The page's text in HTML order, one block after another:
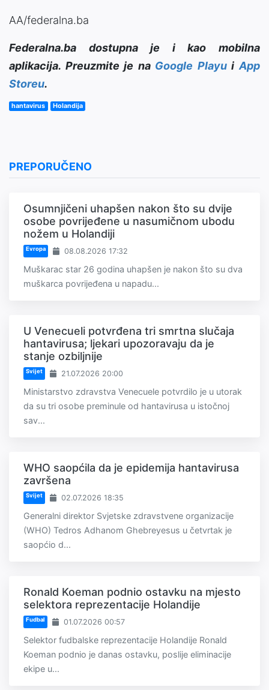
AA/federalna.ba
Federalna.ba dostupna je i kao mobilna
aplikacija. Preuzmite je na Google PlayuiApp
Storeu.
hantavirus Holandija
PREPORUČENO
Osumnjičeni uhapšen nakon što su dvije
osobe povrijeđene u nasumičnom ubodu
nožem u Holandiji
Evropa 08.08.2026 17:32
Muškarac star 26 godina uhapšen je nakon što su dva
muškarca povrijeđena u napadu...
U Venecueli potvrđena tri smrtna slučaja
hantavirusa; ljekari upozoravaju da je
stanje ozbiljnije
Svijet 21.07.2026 20:00
Ministarstvo zdravstva Venecuele potvrdilo je u utorak
da su tri osobe preminule od hantavirusa u istočnoj
sav...
WHO saopćila da je epidemija hantavirusa
završena
Svijet 02.07.2026 18:35
Generalni direktor Svjetske zdravstvene organizacije
(WHO) Tedros Adhanom Ghebreyesus u četvrtak je
saopćio d...
Ronald Koeman podnio ostavku na mjesto
selektora reprezentacije Holandije
Fudbal 01.07.2026 00:57
Selektor fudbalske reprezentacije Holandije Ronald
Koeman podnio je danas ostavku, poslije eliminacije
ekipe u...